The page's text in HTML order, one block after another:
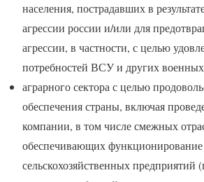
населения, пострадавших в
агрессии россии и/или для
агрессии, в частности, с целью
потребностей ВСУ и других
аграрного сектора с целью
обеспечения страны, включая
компании, в том числе смежных
обеспечивающих функционирование
сельскохозяйственных предприятий